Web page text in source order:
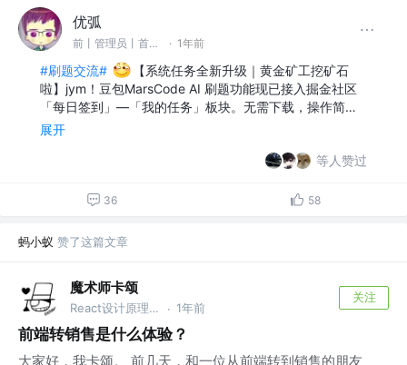
优弧
前丨管理员丨首席客服君丨运营负责人 @掘金 · 1年前
#刷题交流#
【系统任务全新升级｜黄金矿工挖矿石
啦】jym！豆包MarsCode AI 刷题功能现已接入掘金社区
「每日签到」—「我的任务」板块。无需下载，操作简…
展开
等人赞过
36 58
蚂小蚁 赞了这篇文章
魔术师卡颂
React设计原理 作者 @裸辞前是前端｜自由职业3年 · 1年前
关注
前端转销售是什么体验？
大家好，我卡颂。 前几天，和一位从前端转到销售的朋友